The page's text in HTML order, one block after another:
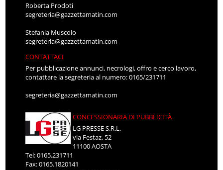
Roberta Prodoti
segreteria@gazzettamatin.com
Stefania Muscolo
segreteria@gazzettamatin.com
CONTATTACI
Per pubblicazione annunci, necrologi, offro e cerco lavoro,
contattare la segreteria al numero: 0165/231711
segreteria@gazzettamatin.com
CONCESSIONARIA DI PUBBLICITÀ
LG PRESSE S.R.L.
via Festaz, 52
11100 AOSTA
Tel: 0165.231711
Fax: 0165.1820141